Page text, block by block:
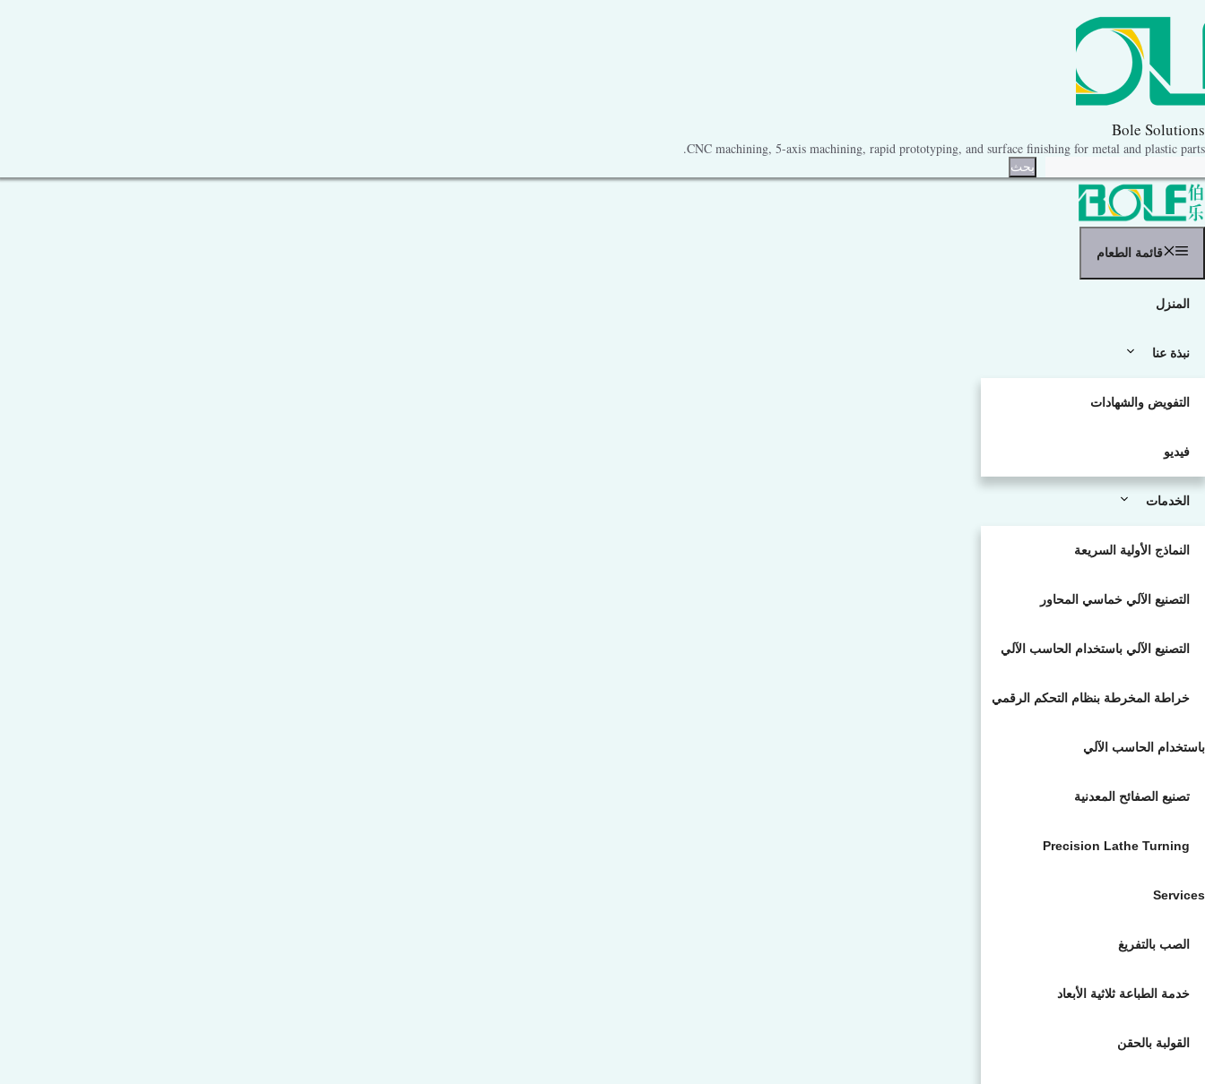
إلى
Bole Solutions
CNC machining, 5-axis machining, rapid prototyping, and surface finishing for metal and plastic parts.
بحث
قائمة الطعام
المنزل
نبذة عنا
التفويض والشهادات
فيديو
الخدمات
النماذج الأولية السريعة
التصنيع الآلي خماسي المحاور
التصنيع الآلي باستخدام الحاسب الآلي
خراطة المخرطة بنظام التحكم الرقمي
باستخدام الحاسب الآلي
تصنيع الصفائح المعدنية
Precision Lathe Turning
Services
الصب بالتفريغ
خدمة الطباعة ثلاثية الأبعاد
القولبة بالحقن